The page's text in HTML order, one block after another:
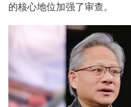
的核心地位加强了审查。